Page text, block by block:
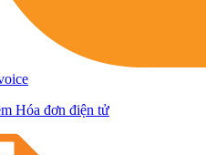
Hóa đơn điện tử